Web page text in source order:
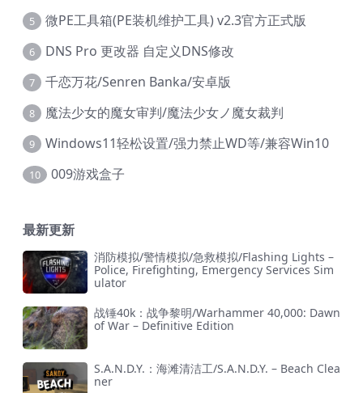
5 微PE工具箱(PE装机维护工具) v2.3官方正式版
6 DNS Pro 更改器 自定义DNS修改
7 千恋万花/Senren Banka/安卓版
8 魔法少女的魔女审判/魔法少女ノ魔女裁判
9 Windows11轻松设置/强力禁止WD等/兼容Win10
10 009游戏盒子
最新更新
消防模拟/警情模拟/急救模拟/Flashing Lights –
Police, Firefighting, Emergency Services Sim
ulator
战锤40k：战争黎明/Warhammer 40,000: Dawn
of War – Definitive Edition
S.A.N.D.Y.：海滩清洁工/S.A.N.D.Y. – Beach Clea
ner